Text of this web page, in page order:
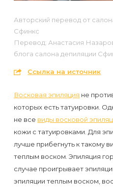
Партнерство
Форум
сахаром
Эпиляция
и
Формула-1
Эпиляция
раз
перед
Авторский перевод от
Сфинкс
Перевод: Анастасия
блога салона депиляции
Ссылка на источник
Восковая эпиляция не
которых есть татуировки.
не все виды восковой
кожи с татуировками. Для
лучше прибегнуть к такому
теплым воском. Эпиляция
случае проигрывает
эпиляции теплым воском,